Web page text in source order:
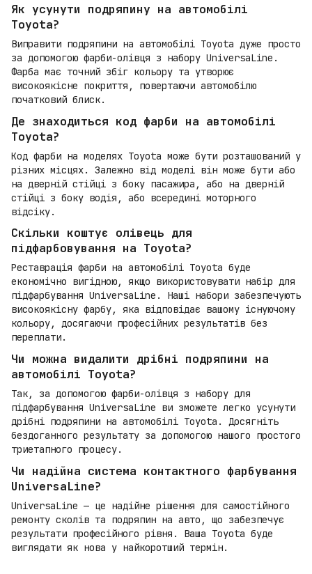
Як усунути подряпину на автомобілі
Toyota?
Виправити подряпини на автомобілі Toyota дуже просто
за допомогою фарби-олівця з набору UniversaLine.
Фарба має точний збіг кольору та утворює
високоякісне покриття, повертаючи автомобілю
початковий блиск.
Де знаходиться код фарби на автомобілі
Toyota?
Код фарби на моделях Toyota може бути розташований у
різних місцях. Залежно від моделі він може бути або
на дверній стійці з боку пасажира, або на дверній
стійці з боку водія, або всередині моторного
відсіку.
Скільки коштує олівець для
підфарбовування на Toyota?
Реставрація фарби на автомобілі Toyota буде
економічно вигідною, якщо використовувати набір для
підфарбування UniversaLine. Наші набори забезпечують
високоякісну фарбу, яка відповідає вашому існуючому
кольору, досягаючи професійних результатів без
переплати.
Чи можна видалити дрібні подряпини на
автомобілі Toyota?
Так, за допомогою фарби-олівця з набору для
підфарбування UniversaLine ви зможете легко усунути
дрібні подряпини на автомобілі Toyota. Досягніть
бездоганного результату за допомогою нашого простого
триетапного процесу.
Чи надійна система контактного фарбування
UniversaLine?
UniversaLine — це надійне рішення для самостійного
ремонту сколів та подряпин на авто, що забезпечує
результати професійного рівня. Ваша Toyota буде
виглядати як нова у найкоротший термін.